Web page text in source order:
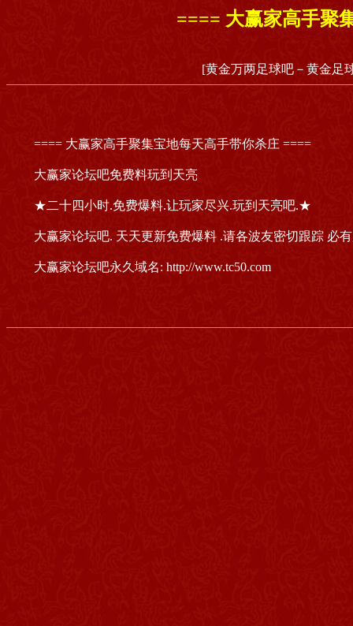
==== 大赢家高手聚
[黄金万两足球吧－黄金足
==== 大赢家高手聚集宝地每天高手带你杀庄 ====
大赢家论坛吧免费料玩到天亮
★二十四小时.免费爆料.让玩家尽兴.玩到天亮吧.★
大赢家论坛吧. 天天更新免费爆料 .请各波友密切跟踪 必
大赢家论坛吧永久域名: http://www.tc50.com